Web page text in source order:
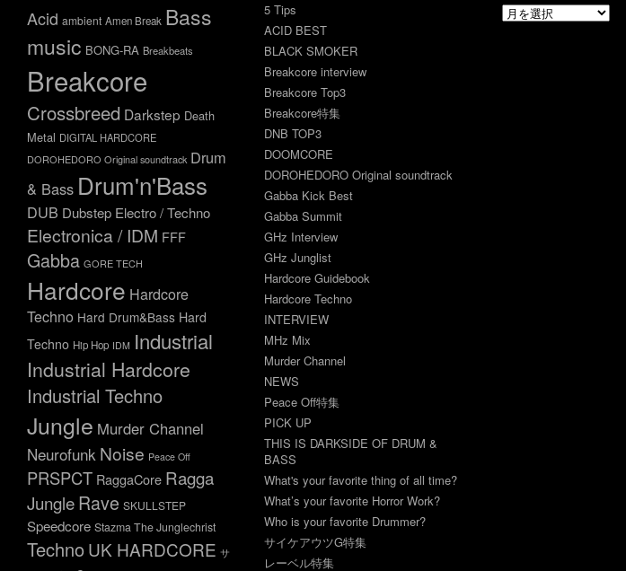
Acid ambient Amen Break Bass
music BONG-RA Breakbeats
Breakcore
Crossbreed Darkstep Death
Metal DIGITAL HARDCORE
DOROHEDORO Original soundtrack Drum
& Bass Drum'n'Bass
DUB Dubstep Electro / Techno
Electronica / IDM FFF
Gabba GORE TECH
Hardcore Hardcore
Techno Hard Drum&Bass Hard
Techno Hip Hop IDM Industrial
Industrial Hardcore
Industrial Techno
Jungle Murder Channel
Neurofunk Noise Peace Off
PRSPCT RaggaCore Ragga
JungleRave SKULLSTEP
Speedcore Stazma The Junglechrist
TechnoUK HARDCORE サ
5 Tips
ACID BEST
BLACK SMOKER
Breakcore interview
Breakcore Top3
Breakcore特集
DNB TOP3
DOOMCORE
DOROHEDORO Original soundtrack
Gabba Kick Best
Gabba Summit
GHz Interview
GHz Junglist
Hardcore Guidebook
Hardcore Techno
INTERVIEW
MHz Mix
Murder Channel
NEWS
Peace Off特集
PICK UP
THIS IS DARKSIDE OF DRUM &
BASS
What's your favorite thing of all time?
What’s your favorite Horror Work?
Who is your favorite Drummer?
サイケアウツG特集
レーベル特集
MONTHLY